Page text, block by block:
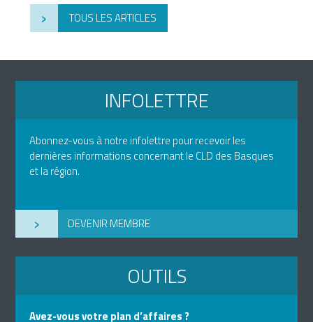
› TOUS LES ARTICLES
INFOLETTRE
Abonnez-vous à notre infolettre pour recevoir les
dernières informations concernant le CLD des Basques
et la région.
› DEVENIR MEMBRE
OUTILS
Avez-vous votre plan d’affaires ?